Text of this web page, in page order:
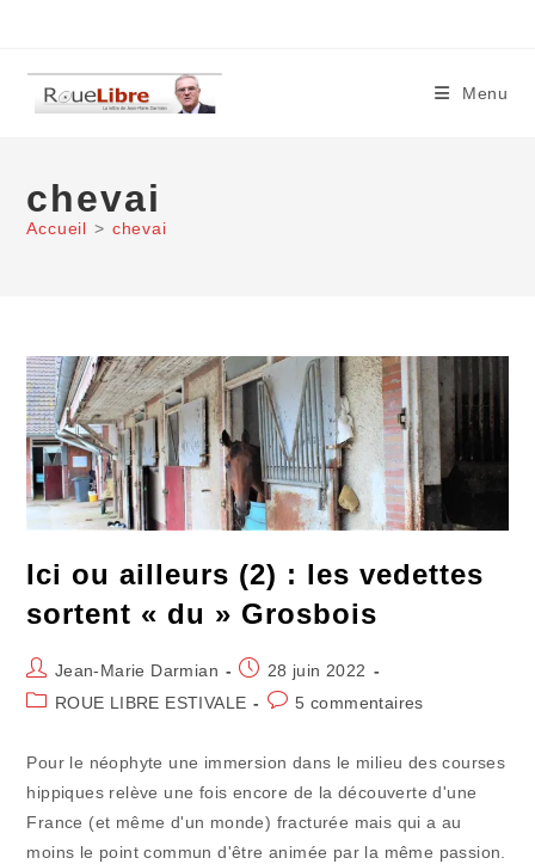
content
Menu
chevai
Accueil > chevai
Ici ou ailleurs (2) : les vedettes
sortent « du » Grosbois
Auteur/autrice
de
Jean-Marie Darmian
Publication
publiée :
28 juin 2022
PostROUE LIBRE ESTIVALE
Commentaires
5 commentaires
Pour le néophyte une immersion dans le milieu des courses
hippiques relève une fois encore de la découverte d'une
France (et même d'un monde) fracturée mais qui a au
moins le point commun d'être animée par la même passion.